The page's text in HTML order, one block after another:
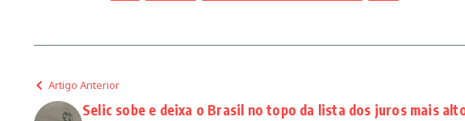
Artigo Anterior
Selic sobe e deixa o Brasil no topo da lista dos juros mais